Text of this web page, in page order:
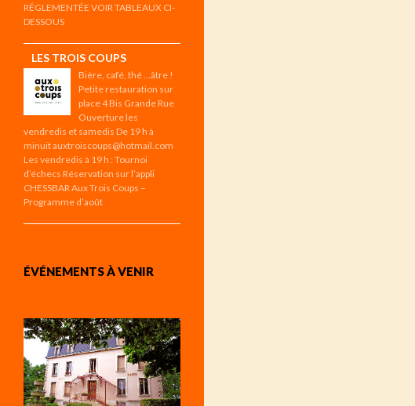
RÉGLEMENTÉE VOIR TABLEAUX CI-
DESSOUS
LES TROIS COUPS
Bière, café, thé …âtre !
Petite restauration sur
place 4 Bis Grande Rue
Ouverture les
vendredis et samedis De 19 h à
minuit auxtroiscoups@hotmail.com
Les vendredis à 19 h : Tournoi
d’échecs Réservation sur l’appli
CHESSBAR Aux Trois Coups –
Programme d’août
ÉVÉNEMENTS À VENIR